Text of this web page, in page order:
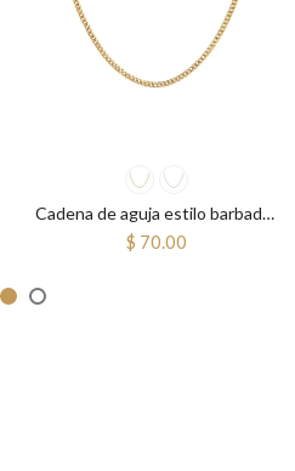
Cadena de aguja estilo barbado ajustable
$ 70.00